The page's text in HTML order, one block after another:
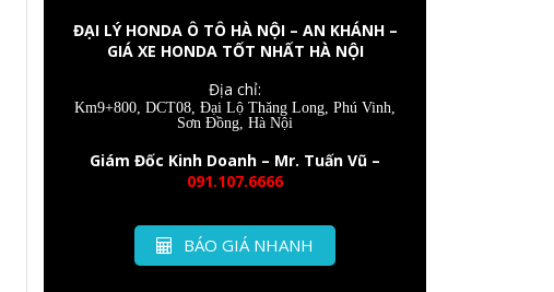
ĐẠI LÝ HONDA Ô TÔ HÀ NỘI – AN KHÁNH –
GIÁ XE HONDA TỐT NHẤT HÀ NỘI
Địa chỉ:
Km9+800, DCT08, Đại Lộ Thăng Long, Phú Vinh,
Sơn Đồng, Hà Nội
Giám Đốc Kinh Doanh – Mr. Tuấn Vũ –
091.107.6666
BÁO GIÁ NHANH